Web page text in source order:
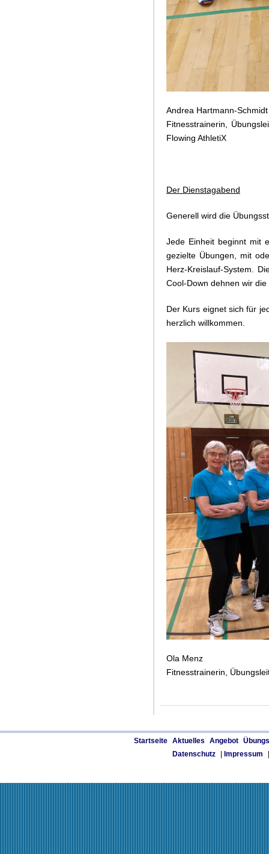
Andrea Hartmann-Schmidt
Fitnesstrainerin,
Flowing AthletiX
Der Dienstagabend
Generell wird die
Jede Einheit beginnt mit
gezielte Übungen, mit
Herz-Kreislauf-System.
Cool-Down dehnen wir
Der Kurs eignet sich für
herzlich willkommen.
Ola Menz
Fitnesstrainerin,
Startseite Aktuelles Angebot
Datenschutz
Impressum